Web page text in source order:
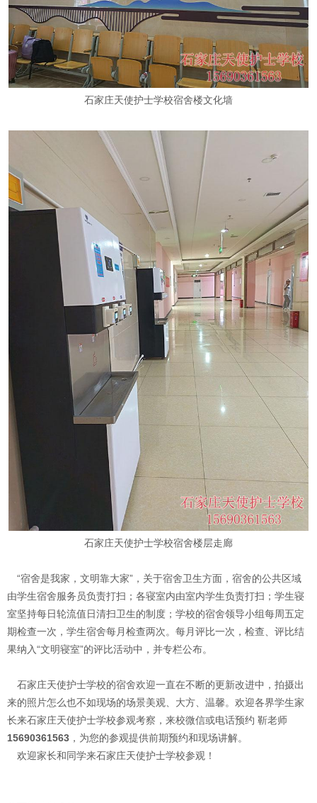
石家庄天使护士学校宿舍楼文化墙
石家庄天使护士学校宿舍楼层走廊
“宿舍是我家，文明靠大家”，关于宿舍卫生方面，宿舍的公共区域
由学生宿舍服务员负责打扫；各寝室内由室内学生负责打扫；学生寝
室坚持每日轮流值日清扫卫生的制度；学校的宿舍领导小组每周五定
期检查一次，学生宿舍每月检查两次。每月评比一次，检查、评比结
果纳入“文明寝室”的评比活动中，并专栏公布。
石家庄天使护士学校的宿舍欢迎一直在不断的更新改进中，拍摄出
来的照片怎么也不如现场的场景美观、大方、温馨。欢迎各界学生家
长来石家庄天使护士学校参观考察，来校微信或电话预约 靳老师
15690361563 ，为您的参观提供前期预约和现场讲解。
欢迎家长和同学来石家庄天使护士学校参观！